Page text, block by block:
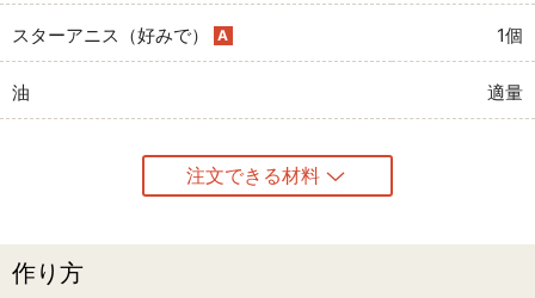
スターアニス（好みで） A 1個
油 適量
注文できる材料
作り方